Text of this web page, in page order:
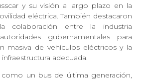
y su visión a largo plazo en la
eléctrica. También destacaron
colaboración entre la industria
gubernamentales para
masiva de vehículos eléctricos y la
adecuada.
un bus de última generación,